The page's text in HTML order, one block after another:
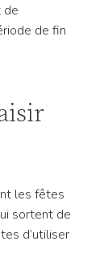
de
de fin
les fêtes
sortent de
d’utiliser